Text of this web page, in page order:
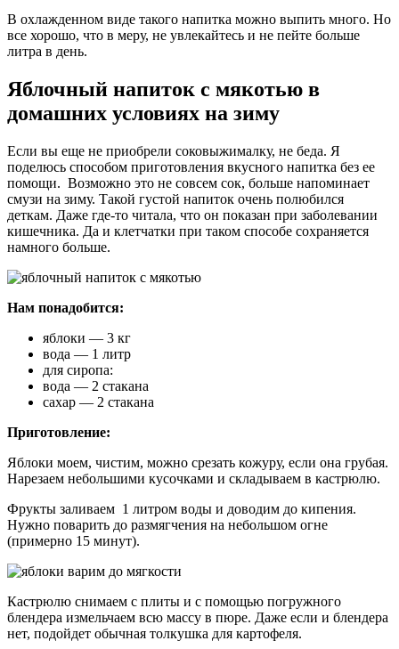
В охлажденном виде такого напитка можно выпить много. Но
все хорошо, что в меру, не увлекайтесь и не пейте больше
литра в день.
Яблочный напиток с мякотью в
домашних условиях на зиму
Если вы еще не приобрели соковыжималку, не беда. Я
поделюсь способом приготовления вкусного напитка без ее
помощи. Возможно это не совсем сок, больше напоминает
смузи на зиму. Такой густой напиток очень полюбился
деткам. Даже где-то читала, что он показан при заболевании
кишечника. Да и клетчатки при таком способе сохраняется
намного больше.
Нам понадобится:
яблоки — 3 кг
вода — 1 литр
для сиропа:
вода — 2 стакана
сахар — 2 стакана
Приготовление:
Яблоки моем, чистим, можно срезать кожуру, если она грубая.
Нарезаем небольшими кусочками и складываем в кастрюлю.
Фрукты заливаем 1 литром воды и доводим до кипения.
Нужно поварить до размягчения на небольшом огне
(примерно 15 минут).
Кастрюлю снимаем с плиты и с помощью погружного
блендера измельчаем всю массу в пюре. Даже если и блендера
нет, подойдет обычная толкушка для картофеля.